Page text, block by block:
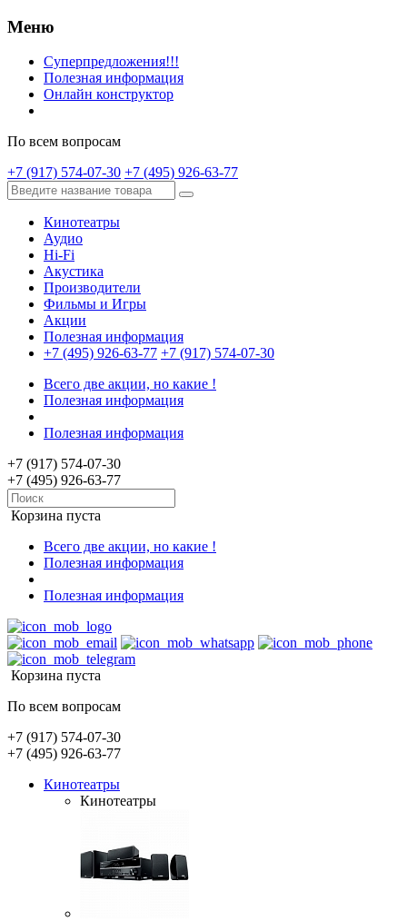
Меню
Суперпредложения!!!
Полезная информация
Онлайн конструктор
По всем вопросам
+7 (917) 574-07-30 +7 (495) 926-63-77
Кинотеатры
Аудио
Hi-Fi
Акустика
Производители
Фильмы и Игры
Акции
Полезная информация
+7 (495) 926-63-77 +7 (917) 574-07-30
Всего две акции, но какие !
Полезная информация
Полезная информация
+7 (917) 574-07-30
+7 (495) 926-63-77
Корзина пуста
Всего две акции, но какие !
Полезная информация
Полезная информация
Корзина пуста
По всем вопросам
+7 (917) 574-07-30
+7 (495) 926-63-77
Кинотеатры
Кинотеатры